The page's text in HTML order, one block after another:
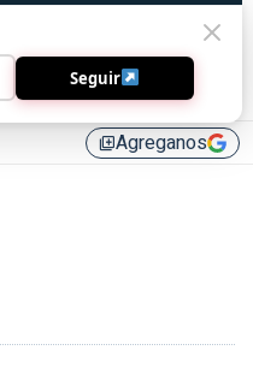
library_addAgreganos
Seguir